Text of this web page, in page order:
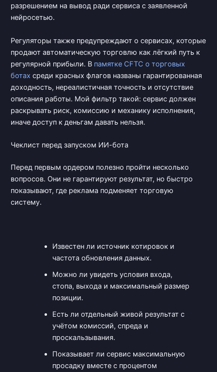
разрешением на вывод ради сервиса с заявленной
нейросетью.
Регуляторы также предупреждают о сервисах, которые
продают автоматическую торговлю как лёгкий путь к
регулярной прибыли. В памятке CFTC о торговых
ботах среди красных флагов названы гарантированная
доходность, нереалистичная точность и отсутствие
описания работы. Мой фильтр такой: сервис должен
раскрывать риск, комиссию и механику исполнения,
иначе доступ к деньгам давать нельзя.
Чеклист перед запуском ИИ-бота
Перед первым ордером полезно пройти несколько
вопросов. Они не гарантируют результат, но быстро
показывают, где реклама подменяет торговую
систему.
Известен ли источник котировок и
частота обновления данных.
Можно ли увидеть условия входа,
стопа, выхода и максимальный размер
позиции.
Есть ли отдельный живой результат с
учётом комиссий, спреда и
проскальзывания.
Показывает ли сервис максимальную
просадку вместе с процентом